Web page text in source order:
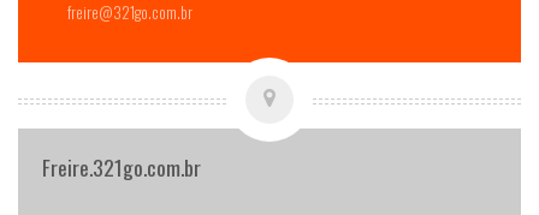
freire@321go.com.br
Freire.321go.com.br